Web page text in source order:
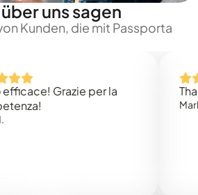
uns sagen
Kunden, die mit Passporta
Grazie per la
Thank